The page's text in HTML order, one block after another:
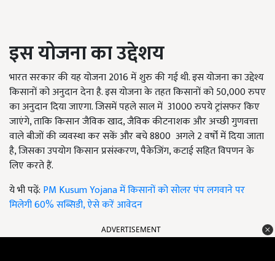
इस योजना का उद्देशय
भारत सरकार की यह योजना 2016 में शुरु की गई थी. इस योजना का उद्देश्य
किसानों को अनुदान देना है. इस योजना के तहत किसानों को 50,000 रुपए
का अनुदान दिया जाएगा. जिसमें पहले साल में 31000 रुपये ट्रांसफर किए
जाएंगे, ताकि किसान जैविक खाद, जैविक कीटनाशक और अच्छी गुणवत्ता
वाले बीजों की व्यवस्था कर सकें और बचे 8800 अगले 2 वर्षों में दिया जाता
है, जिसका उपयोग किसान प्रसंस्करण, पैकेजिंग, कटाई सहित विपणन के
लिए करते हैं.
ये भी पढ़ें: PM Kusum Yojana में किसानों को सोलर पंप लगवाने पर
मिलेगी 60% सब्सिडी, ऐसे करें आवेदन
ADVERTISEMENT